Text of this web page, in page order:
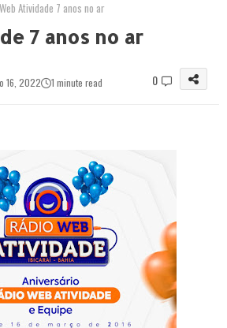
Web Atividade 7 anos no ar
7 anos no ar
16, 2022
1 minute read 0